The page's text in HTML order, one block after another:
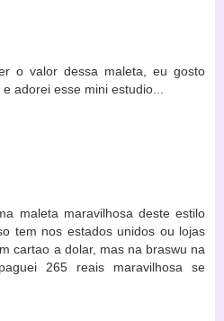
o valor dessa maleta, eu gosto
adorei esse mini estudio...
maleta maravilhosa deste estilo
tem nos estados unidos ou lojas
cartao a dolar, mas na braswu na
265 reais maravilhosa se